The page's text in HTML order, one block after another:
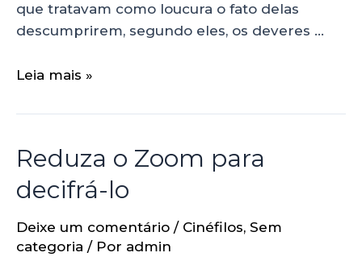
que tratavam como loucura o fato delas
descumprirem, segundo eles, os deveres …
Leia mais »
Reduza o Zoom para
decifrá-lo
Deixe um comentário / Cinéfilos, Sem
categoria / Por admin